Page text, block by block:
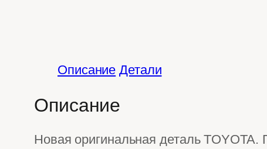
Описание Детали
Описание
Новая оригинальная деталь